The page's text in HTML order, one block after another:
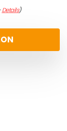
Details)